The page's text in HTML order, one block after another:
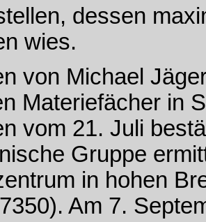
dessen
wies.
von Michael
Materiefächer in
vom 21. Juli
Gruppe
in hohen
Am 7.